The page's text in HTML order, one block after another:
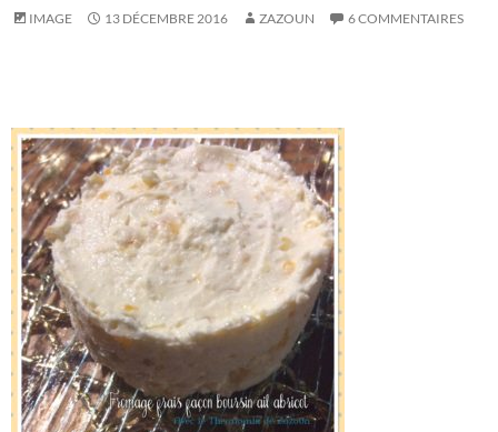
IMAGE 13 DÉCEMBRE 2016 ZAZOUN 6 COMMENTAIRES